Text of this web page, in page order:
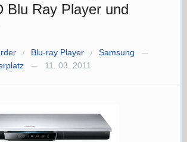
Blu Ray Player und
/ Blu-ray Player / Samsung —
— 11. 03. 2011